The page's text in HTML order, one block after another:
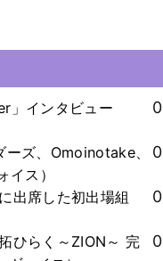
」インタビュー
0
ーズ、Omoinotake、
ス）
0
出席した初出場組
0
ひらく～ZION～ 完
0